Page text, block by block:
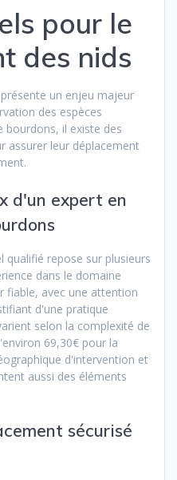
pour le
des nids
un enjeu majeur
des espèces
bourdons, il existe des
assurer leur déplacement
d'un expert en
qualifié repose sur plusieurs
dans le domaine
fiable, avec une attention
d'une pratique
selon la complexité de
69,30€ pour la
d'intervention et
aussi des éléments
sécurisé